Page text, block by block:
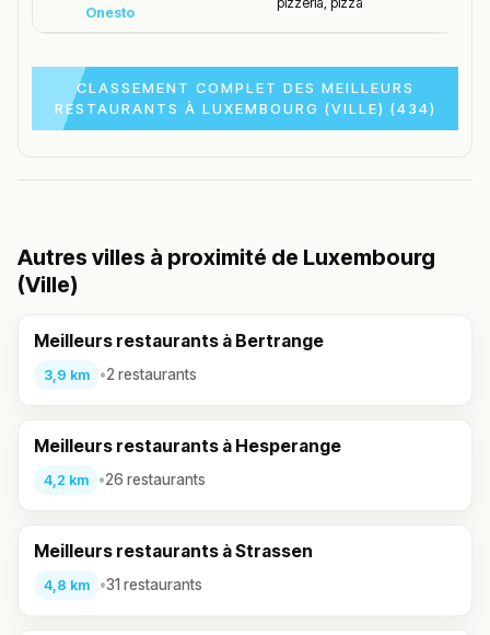
Onesto
CLASSEMENT COMPLET DES MEILLEURS
RESTAURANTS À LUXEMBOURG (VILLE) (434)
Autres villes à proximité de Luxembourg
(Ville)
Meilleurs restaurants à Bertrange
3,9 km •2 restaurants
Meilleurs restaurants à Hesperange
4,2 km •26 restaurants
Meilleurs restaurants à Strassen
4,8 km •31 restaurants